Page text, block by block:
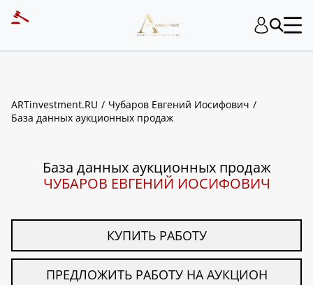
ARTinvestment.RU
Чубаров Евгений Иосифович
База данных аукционных продаж
База данных аукционных продаж
ЧУБАРОВ ЕВГЕНИЙ ИОСИФОВИЧ
КУПИТЬ РАБОТУ
ПРЕДЛОЖИТЬ РАБОТУ НА АУКЦИОН